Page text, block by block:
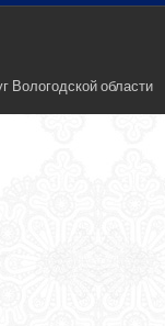
Вологодской области